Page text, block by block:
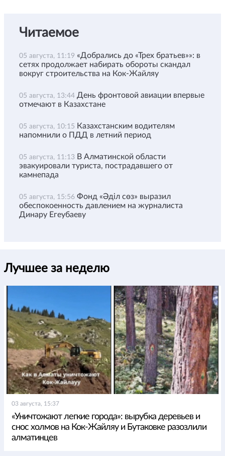
Читаемое
05 августа, 11:19 «Добрались до «Трех братьев»»: в
сетях продолжает набирать обороты скандал
вокруг строительства на Кок-Жайляу
05 августа, 13:44 День фронтовой авиации впервые
отмечают в Казахстане
05 августа, 10:15 Казахстанским водителям
напомнили о ПДД в летний период
05 августа, 11:13 В Алматинской области
эвакуировали туриста, пострадавшего от
камнепада
05 августа, 15:56 Фонд «Әділ сөз» выразил
обеспокоенность давлением на журналиста
Динару Егеубаеву
Лучшее за неделю
03 августа, 15:37
«Уничтожают легкие города»: вырубка деревьев и
снос холмов на Кок-Жайляу и Бутаковке разозлили
алматинцев